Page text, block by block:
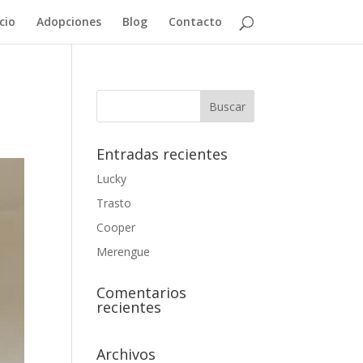
Adopciones Blog Contacto
Entradas recientes
Lucky
Trasto
Cooper
Merengue
Comentarios
recientes
Archivos